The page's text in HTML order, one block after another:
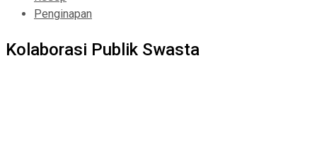
Penginapan
Kolaborasi Publik Swasta